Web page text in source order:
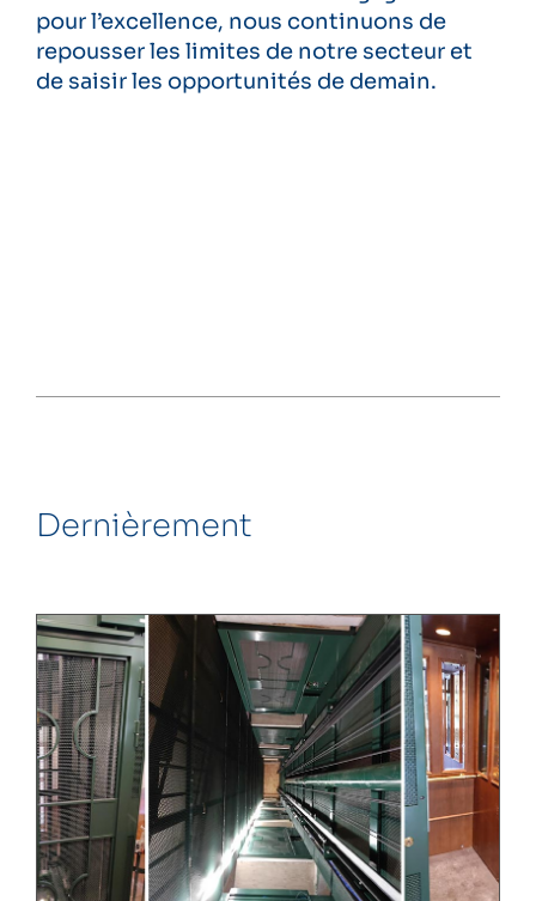
pour l’excellence, nous continuons de
repousser les limites de notre secteur et
de saisir les opportunités de demain.
Dernièrement